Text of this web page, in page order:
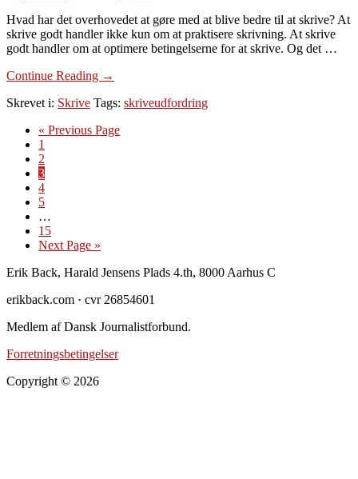
Hvad har det overhovedet at gøre med at blive bedre til at skrive? At
skrive godt handler ikke kun om at praktisere skrivning. At skrive
godt handler om at optimere betingelserne for at skrive. Og det …
Continue Reading om
14:
dig
→
Skrevet i: Skrive Tags: skriveudfordring
« Go
Previous Page
Side
1
Side
2
Side
3
Side
4
Side
5
pages
omitted
…
Side
15
Go
Next Page »
Footer
Erik Back, Harald Jensens Plads 4.th, 8000 Aarhus C
erikback.com · cvr 26854601
Medlem af Dansk Journalistforbund.
Forretningsbetingelser
Copyright © 2026